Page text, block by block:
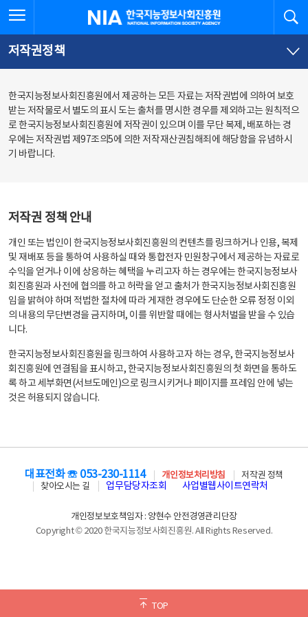
문
로
가
체
뉴
바
가
한국지능정보사회진흥원
저작권정책
한국지능정보사회진흥원에서 제공하는 모든 자료는 저작권법에 의하여 보호
받는 저작물로서 별도의 표시 도는 출처를 명시한 경우를 제외하고는 원칙적으
로 한국지능정보사회진흥원에 저작권이 있으며 이를 무단 복제, 배포하는 경
우에는 저작권법 제97조의5에 의한 저작재산권침해죄에 해당함을 유념하시
기 바랍니다.
저작권 정책 안내
개인 또는 법인이 한국지능정보사회진흥원의 컨텐츠를 링크하거나 인용, 복제
및 재배포 등을 통하여 사용하실 때와 통합전자 민원창구에서 제공하는 자료로
수익을 얻거나 이에 상응하는 혜택을 누리고자 하는 경우에는 한국지능정보사
회진흥원과 사전에 협의를 하고 허락을 얻고 출처가 한국지능정보사회진흥원
임을 밝혀야 하며 적법한 절차에 따라 게재한 경우에도 단순한 오류 정정 이외
의 내용의 무단변경을 금지하며, 이를 위반할 때에는 형사처벌을 받을 수 있습
니다.
한국지능정보사회진흥원을 링크하여 사용하고자 하는 경우, 한국지능정보사
회진흥원에 연결됨을 표시하고, 한국지능정보사회진흥원의 첫 화면을 통하도
록 하고 세부화면(서브도메인)으로 링크시키거나 페이지를 프레임 안에 넣는
것은 허용되지 않습니다.
TOP
대표전화 ☏ 053-230-1114 개인정보처리방침
저작권 정책
찾아오시는 길
업무담당자조회 사업별웹사이트연락처
개인정보보호책임자 : 양현수 안전경영관리단장
Copyright © 2020 한국지능정보사회진흥원. All Rights Reserved.